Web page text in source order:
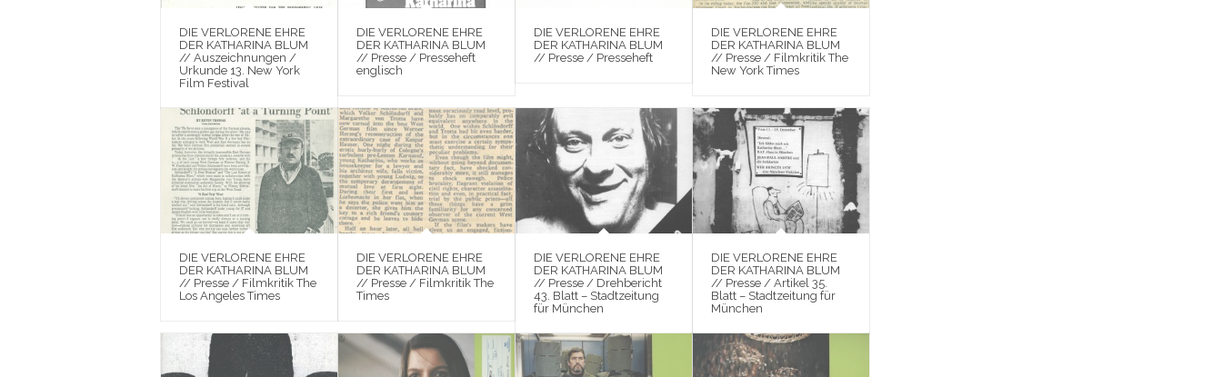
DIE VERLORENE EHRE
DER KATHARINA BLUM
// Auszeichnungen /
Urkunde 13. New York
Film Festival
DIE VERLORENE EHRE
DER KATHARINA BLUM
// Presse / Presseheft
englisch
DIE VERLORENE EHRE
DER KATHARINA BLUM
// Presse / Presseheft
DIE VERLORENE EHRE
DER KATHARINA BLUM
// Presse / Filmkritik The
New York Times
DIE VERLORENE EHRE
DER KATHARINA BLUM
// Presse / Filmkritik The
Los Angeles Times
DIE VERLORENE EHRE
DER KATHARINA BLUM
// Presse / Filmkritik The
Times
DIE VERLORENE EHRE
DER KATHARINA BLUM
// Presse / Drehbericht
43. Blatt – Stadtzeitung
für München
DIE VERLORENE EHRE
DER KATHARINA BLUM
// Presse / Artikel 35.
Blatt – Stadtzeitung für
München